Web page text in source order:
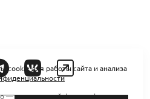
— интерьерный фотограф
cookie для работы сайта и анализа